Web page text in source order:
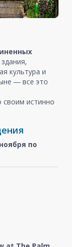
культура и
― все это
своим истинно
ноября по